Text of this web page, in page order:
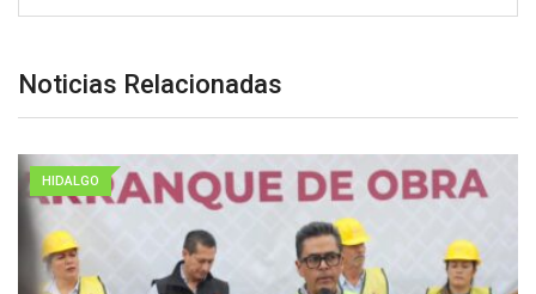
Noticias Relacionadas
HIDALGO